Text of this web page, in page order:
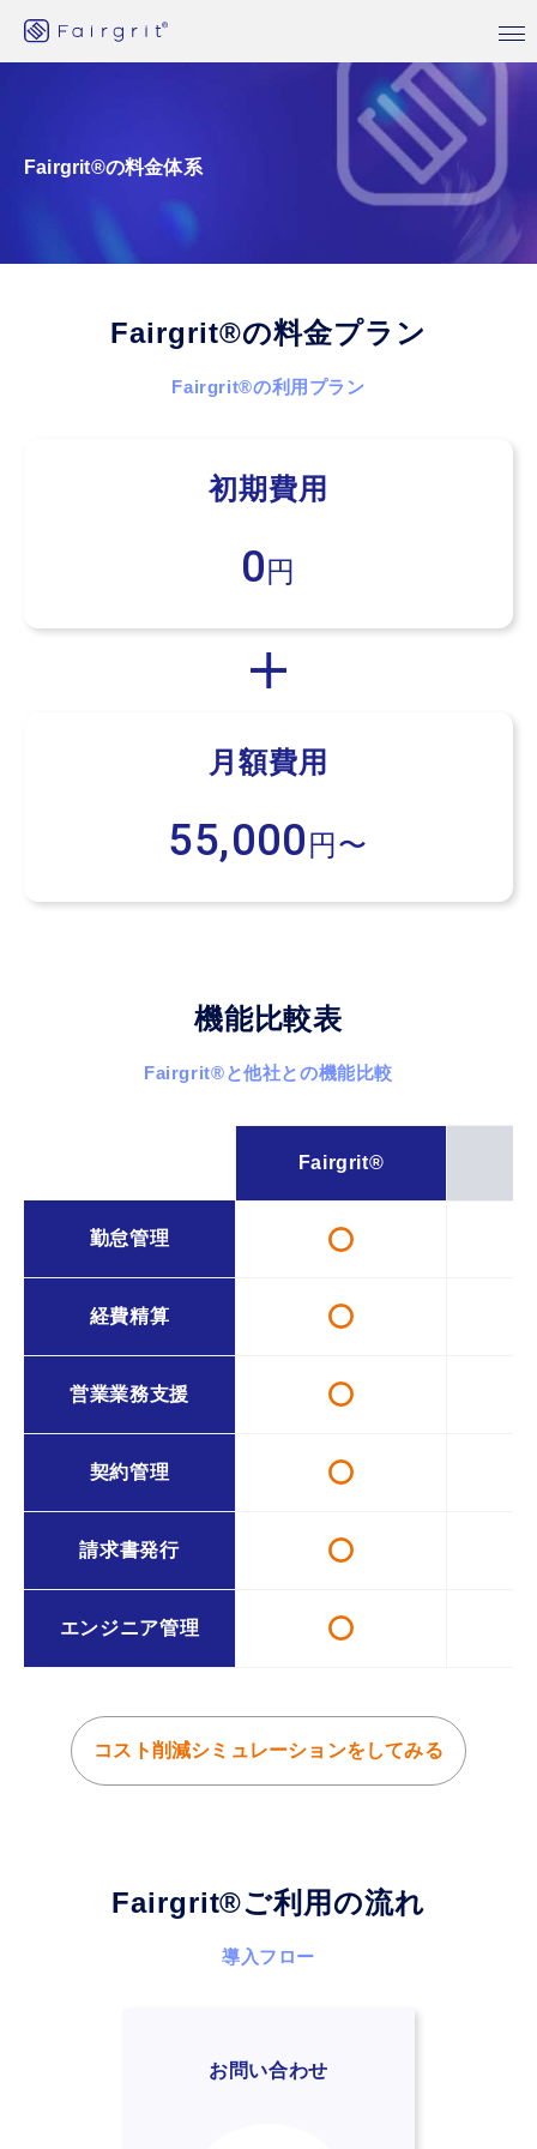
Fairgrit®︎の料金体系
Fairgrit®の料金プラン
Fairgrit®の利用プラン
初期費用
0 円
月額費用
55,000 円〜
機能比較表
Fairgrit®と他社との機能比較
Fairgrit®
勤怠管理
経費精算
営業業務支援
契約管理
請求書発行
エンジニア管理
コスト削減シミュレーションをしてみる
Fairgrit®ご利用の流れ
導入フロー
お問い合わせ